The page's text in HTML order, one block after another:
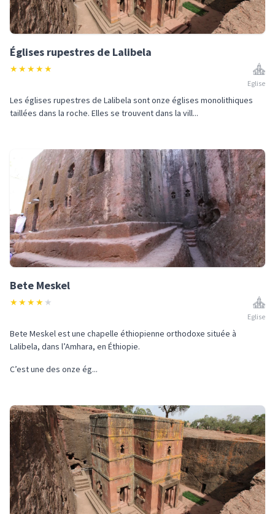
Églises rupestres de Lalibela
★★★★★
Eglise
Les églises rupestres de Lalibela sont onze églises monolithiques
taillées dans la roche. Elles se trouvent dans la vill...
Bete Meskel
★★★★ ★
Eglise
Bete Meskel est une chapelle éthiopienne orthodoxe située à
Lalibela, dans l’Amhara, en Éthiopie.
C’est une des onze ég...